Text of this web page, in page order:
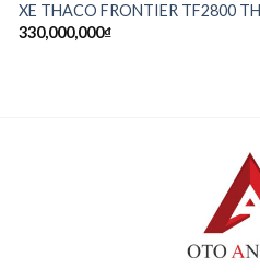
XE THACO FRONTIER TF2800
330,000,000₫